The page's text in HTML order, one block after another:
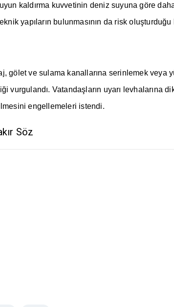
kald ırma kuvvetinin deniz suyuna göre
yapı ların bulunmasının da risk oluşturduğu
gölet ve sulama kanallarına serinlemek veya
ği vurgulandı. Vatandaş ların uyarı levhalarına
engellemeleri istendi.
Söz